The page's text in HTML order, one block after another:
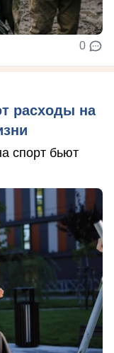
0
расходы на
спорт бьют